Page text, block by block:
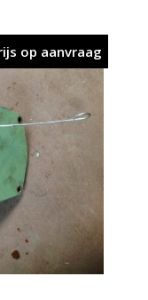
op aanvraag